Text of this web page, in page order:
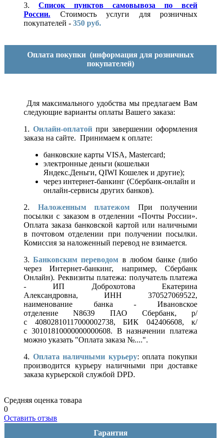
3. Список пунктов самовывоза по всей
России.
Стоимость услуги для розничных
покупателей - 350 руб.
Оплата покупки (информация для розничных
покупателей)
Для максимального удобства мы предлагаем Вам
следующие варианты оплаты Вашего заказа:
1. Онлайн-оплатой при завершении оформления
заказа на сайте. Принимаем к оплате:
банковские карты VISA, Mastercard;
электронные деньги (кошельки
Яндекс.Деньги, QIWI Кошелек и другие);
через интернет-банкинг (Сбербанк-онлайн и
онлайн-сервисы других банков).
2. Наложенным платежом При получении
посылки с заказом в отделении «Почты России».
Оплата заказа банковской картой или наличными
в почтовом отделении при получении посылки.
Комиссия за наложенный перевод не взимается.
3.Банковским переводом в любом банке (либо
через Интернет-банкинг, например, Сбербанк
Онлайн). Реквизиты платежа: получатель платежа
- ИП Доброхотова Екатерина
Александровна, ИНН 370527069522,
наименование банка - Ивановское
отделение N8639 ПАО Сбербанк, р/
с 40802810117000002738, БИК 042406608, к/
с 30101810000000000608. В назначении платежа
можно указать "Оплата заказа №....".
4. Оплата наличными курьеру: оплата покупки
производится курьеру наличными при доставке
заказа курьерской службой DPD.
Средняя оценка товара
0
Оставить отзыв
Гарантия